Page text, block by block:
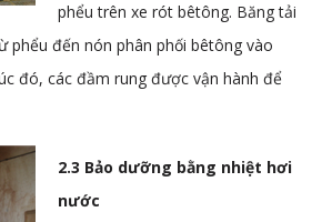
phểu trên xe rót bêtông. Băng tải
phểu đến nón phân phối bêtông vào
đó, các đầm rung được vận hành để
2.3 Bảo dưỡng bằng nhiệt hơi
nước